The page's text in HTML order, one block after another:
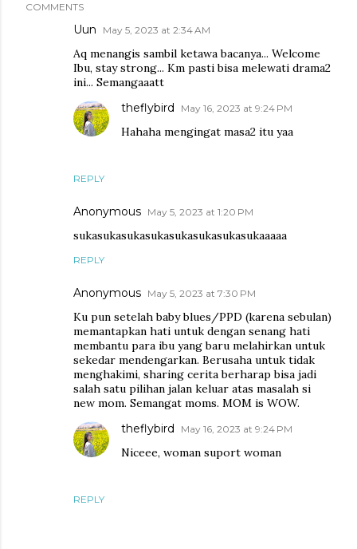
COMMENTS
Uun May 5, 2023 at 2:34 AM
Aq menangis sambil ketawa bacanya... Welcome
Ibu, stay strong... Km pasti bisa melewati drama2
ini... Semangaaatt
REPLY
theflybird May 16, 2023 at 9:24 PM
Hahaha mengingat masa2 itu yaa
Anonymous May 5, 2023 at 1:20 PM
sukasukasukasukasukasukasukasukaaaaa
REPLY
Anonymous May 5, 2023 at 7:30 PM
Ku pun setelah baby blues/PPD (karena sebulan)
memantapkan hati untuk dengan senang hati
membantu para ibu yang baru melahirkan untuk
sekedar mendengarkan. Berusaha untuk tidak
menghakimi, sharing cerita berharap bisa jadi
salah satu pilihan jalan keluar atas masalah si
new mom. Semangat moms. MOM is WOW.
REPLY
theflybird May 16, 2023 at 9:24 PM
Niceee, woman suport woman